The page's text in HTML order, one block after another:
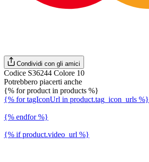
Condividi con gli amici
Codice S36244 Colore 10
Potrebbero piacerti anche
{% for product in products %}
{% for tagIconUrl in product.tag_icon_urls %}
{% endfor %}
{% if product.video_url %}